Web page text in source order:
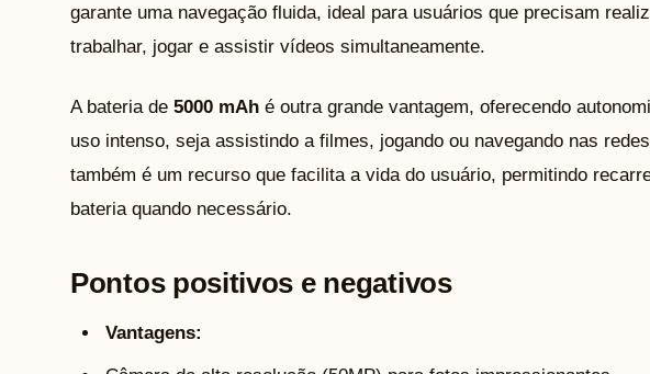
garante uma navegação fluida, ideal para usuários que precisam
trabalhar, jogar e assistir vídeos simultaneamente.
A bateria de 5000 mAh é outra grande vantagem, oferecendo
uso intenso, seja assistindo a filmes, jogando ou navegando nas
também é um recurso que facilita a vida do usuário, permitindo
bateria quando necessário.
Pontos positivos e negativos
Vantagens: